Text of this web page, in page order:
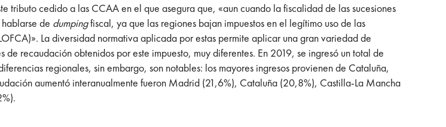
tributo cedido a las CCAA en el que asegura que, «aun cuando la fiscalidad de las sucesiones
de dumpingfiscal, ya que las regiones bajan impuestos en el legítimo uso de las
La diversidad normativa aplicada por estas permite aplicar una gran variedad de
recaudación obtenidos por este impuesto, muy diferentes. En 2019, se ingresó un total de
regionales, sin embargo, son notables: los mayores ingresos provienen de Cataluña,
aumentó interanualmente fueron Madrid (21,6%), Cataluña (20,8%), Castilla-La Mancha